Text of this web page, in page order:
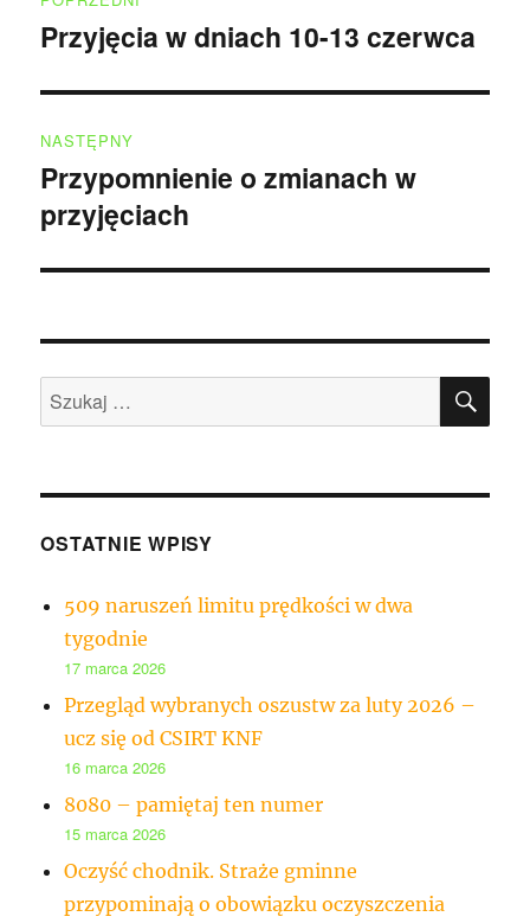
wpisu
Poprzedni
Przyjęcia w dniach 10-13 czerwca
NASTĘPNY
Następny
wpis:
Przypomnienie o zmianach w
przyjęciach
Szukaj:
OSTATNIE WPISY
509 naruszeń limitu prędkości w dwa
tygodnie
17 marca 2026
Przegląd wybranych oszustw za luty 2026 –
ucz się od CSIRT KNF
16 marca 2026
8080 – pamiętaj ten numer
15 marca 2026
Oczyść chodnik. Straże gminne
przypominają o obowiązku oczyszczenia